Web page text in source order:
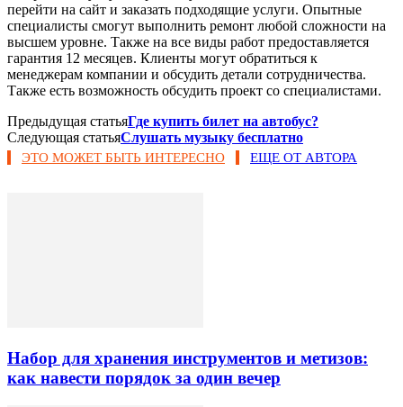
перейти на сайт и заказать подходящие услуги. Опытные
специалисты смогут выполнить ремонт любой сложности на
высшем уровне. Также на все виды работ предоставляется
гарантия 12 месяцев. Клиенты могут обратиться к
менеджерам компании и обсудить детали сотрудничества.
Также есть возможность обсудить проект со специалистами.
Предыдущая статьяГде купить билет на автобус?
Следующая статьяСлушать музыку бесплатно
ЭТО МОЖЕТ БЫТЬ ИНТЕРЕСНО ЕЩЕ ОТ АВТОРА
Набор для хранения инструментов и метизов:
как навести порядок за один вечер